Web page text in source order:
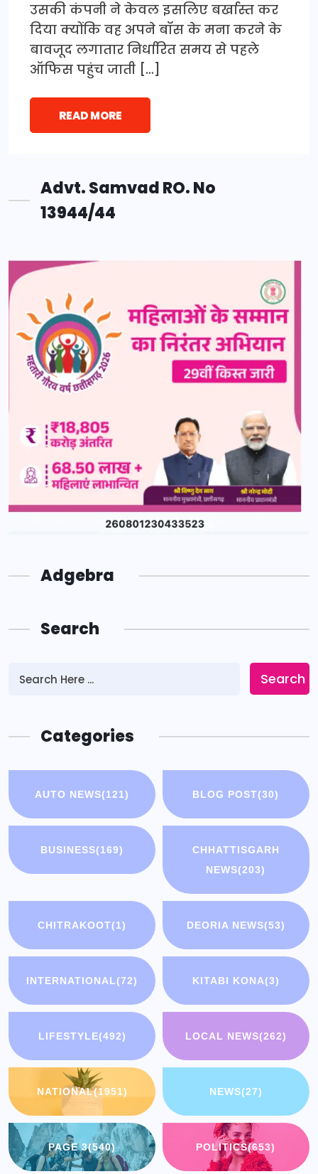
उसकी कंपनी ने केवल इसलिए बर्खास्त कर
दिया क्योंकि वह अपने बॉस के मना करने के
बावजूद लगातार निर्धारित समय से पहले
ऑफिस पहुंच जाती […]
READ MORE
Advt. Samvad RO. No
13944/44
Adgebra
Search
Search
Categories
AUTO NEWS(121) BLOG POST(30)
BUSINESS(169)
CHHATTISGARH
NEWS(203)
CHITRAKOOT(1) DEORIA NEWS(53)
INTERNATIONAL(72) KITABI KONA(3)
LIFESTYLE(492) LOCAL NEWS(262)
NATIONAL(1951) NEWS(27)
PAGE 3(540) POLITICS(653)